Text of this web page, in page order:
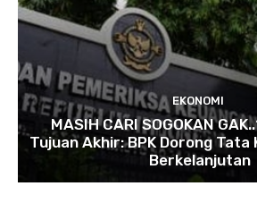
EKONOMI
MASIH CARI SOGOKAN
Tujuan Akhir: BPK Dorong Tata
Berkelanjutan